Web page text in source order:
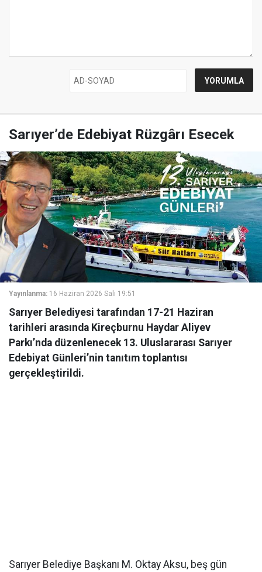
Sarıyer’de Edebiyat Rüzgârı Esecek
Yayınlanma: 16 Haziran 2026 Salı 19:51
Sarıyer Belediyesi tarafından 17-21 Haziran
tarihleri arasında Kireçburnu Haydar Aliyev
Parkı’nda düzenlenecek 13. Uluslararası Sarıyer
Edebiyat Günleri’nin tanıtım toplantısı
gerçekleştirildi.
Sarıyer Belediye Başkanı M. Oktay Aksu, beş gün